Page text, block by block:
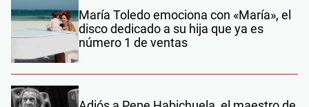
María Toledo emociona con «María», el
disco dedicado a su hija que ya es
número 1 de ventas